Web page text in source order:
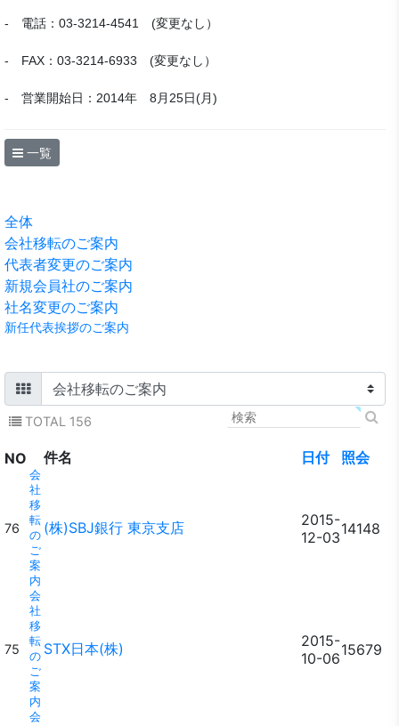
- 電話：03-3214-4541 (変更なし）
- FAX：03-3214-6933 (変更なし）
- 営業開始日：2014年 8月25日(月)
一覧
全体
会社移転のご案内
代表者変更のご案内
新規会員社のご案内
社名変更のご案内
新任代表挨拶のご案内
TOTAL 156
NO 件名 日付 照会
76
会
社
移
転
の
ご
案
内
(株)SBJ銀行 東京支店
2015-
12-0314148
75
会
社
移
転
の
ご
案
内
STX日本(株)
2015-
10-0615679
会